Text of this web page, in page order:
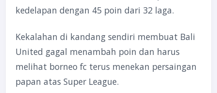
kedelapan dengan 45 poin dari 32 laga.
Kekalahan di kandang sendiri membuat Bali
United gagal menambah poin dan harus
melihat borneo fc terus menekan persaingan
papan atas Super League.